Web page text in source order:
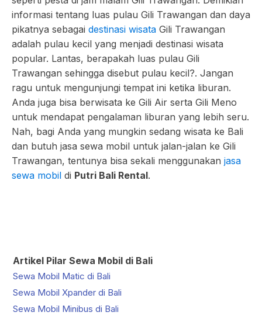
informasi tentang luas pulau Gili Trawangan dan daya
pikatnya sebagai destinasi wisata Gili Trawangan
adalah pulau kecil yang menjadi destinasi wisata
popular. Lantas, berapakah luas pulau Gili
Trawangan sehingga disebut pulau kecil?. Jangan
ragu untuk mengunjungi tempat ini ketika liburan.
Anda juga bisa berwisata ke Gili Air serta Gili Meno
untuk mendapat pengalaman liburan yang lebih seru.
Nah, bagi Anda yang mungkin sedang wisata ke Bali
dan butuh jasa sewa mobil untuk jalan-jalan ke Gili
Trawangan, tentunya bisa sekali menggunakan jasa
sewa mobil di Putri Bali Rental.
Artikel Pilar Sewa Mobil di Bali
Sewa Mobil Matic di Bali
Sewa Mobil Xpander di Bali
Sewa Mobil Minibus di Bali